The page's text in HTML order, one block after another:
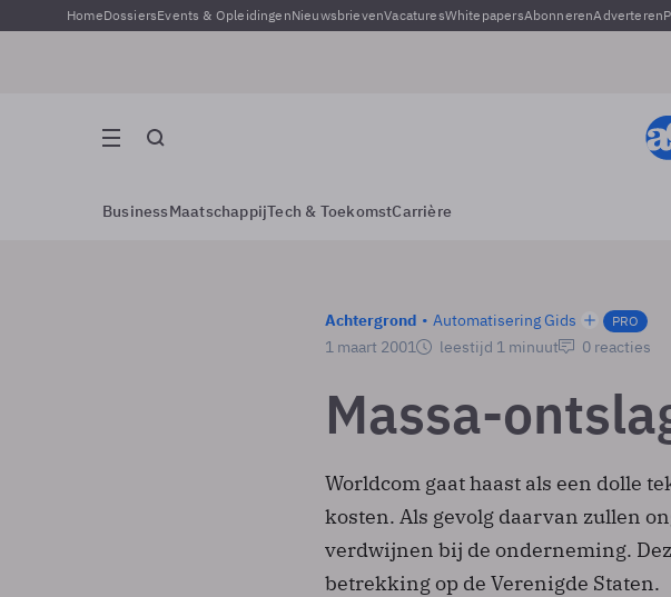
HomeDossiersEvents & OpleidingenNieuwsbrievenVacaturesWhitepapersAbonnerenAdverteren
BusinessMaatschappijTech & ToekomstCarrière
Achtergrond Automatisering Gids PRO
1 maart 2001 leestijd 1 minuut 0 reacties
Massa-
Worldcom gaat haast als een dolle
kosten. Als gevolg daarvan zullen
verdwijnen bij de onderneming.
betrekking op de Verenigde Staten.